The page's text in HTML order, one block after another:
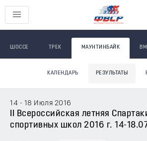
ШОССЕ ТРЕК МАУНТИНБАЙК
КАЛЕНДАРЬ РЕЗУЛЬТАТЫ
14 - 18 Июля 2016
II Всероссийская летняя
спортивных школ 2016 г. 14-